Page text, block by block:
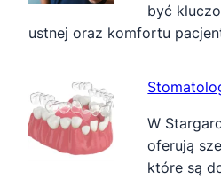
być
ustnej oraz komfortu
W
oferują
które są